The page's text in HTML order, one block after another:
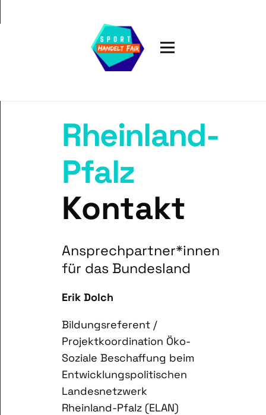
Rheinland-
Pfalz
Kontakt
Ansprechpartner*innen
für das Bundesland
Erik Dolch
Bildungsreferent /
Projektkoordination Öko-
Soziale Beschaffung beim
Entwicklungspolitischen
Landesnetzwerk
Rheinland-Pfalz (ELAN)